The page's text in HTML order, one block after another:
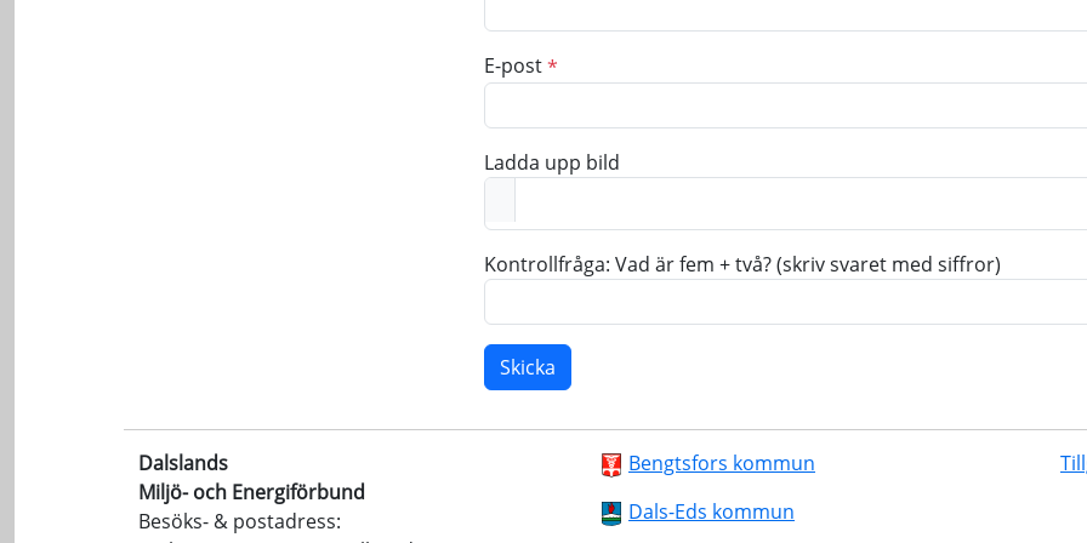
E-post*
Ladda upp bild
Kontrollfråga: Vad är fem + två? (skriv svaret med siffror)
Dalslands
Miljö- och Energiförbund
Besöks- & postadress:
Bengtsfors kommun
Dals-Eds kommun